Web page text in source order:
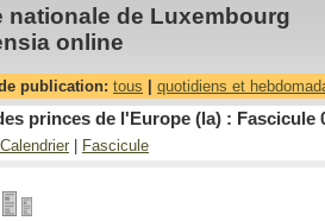
nationale de Luxembourg
online
publication: tous quotidiens et
princes de l'Europe (la) : Fascicule
Calendrier Fascicule